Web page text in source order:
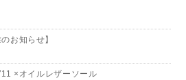
お知らせ】
×オイルレザーソール